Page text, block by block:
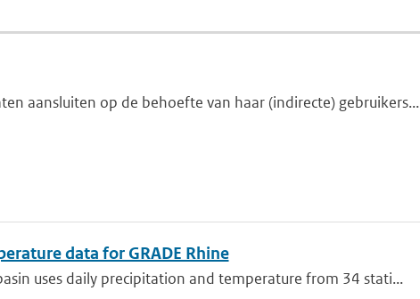
aansluiten op de behoefte van haar (indirecte) gebruikers...
data for GRADE Rhine
uses daily precipitation and temperature from 34 stati...